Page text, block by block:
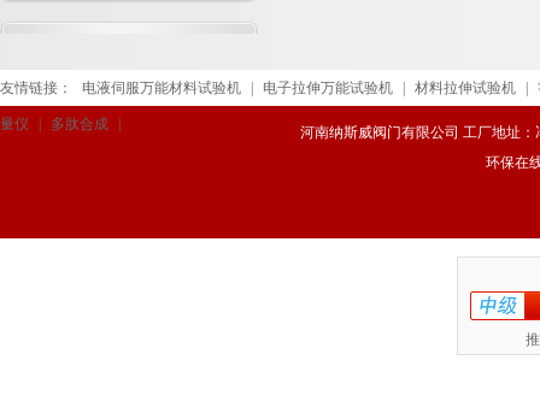
友情链接： 电液伺服万能材料试验机 电子拉伸万能试验机 材料拉伸试验机
量仪 多肽合成
河南纳斯威阀门有限公司 工厂地址：
环保在